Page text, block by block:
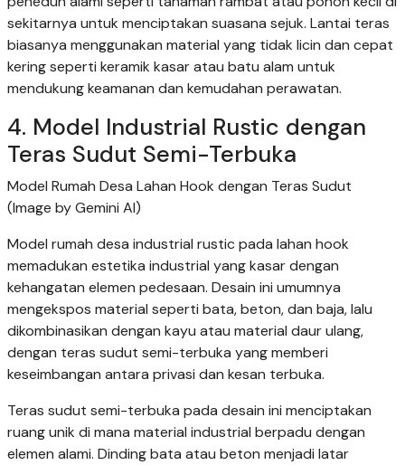
sekitarnya untuk menciptakan suasana sejuk. Lantai teras
biasanya menggunakan material yang tidak licin dan cepat
kering seperti keramik kasar atau batu alam untuk
mendukung keamanan dan kemudahan perawatan.
4. Model Industrial Rustic dengan
Teras Sudut Semi-Terbuka
Model Rumah Desa Lahan Hook dengan Teras Sudut
(Image by Gemini AI)
Model rumah desa industrial rustic pada lahan hook
memadukan estetika industrial yang kasar dengan
kehangatan elemen pedesaan. Desain ini umumnya
mengekspos material seperti bata, beton, dan baja, lalu
dikombinasikan dengan kayu atau material daur ulang,
dengan teras sudut semi-terbuka yang memberi
keseimbangan antara privasi dan kesan terbuka.
Teras sudut semi-terbuka pada desain ini menciptakan
ruang unik di mana material industrial berpadu dengan
elemen alami. Dinding bata atau beton menjadi latar